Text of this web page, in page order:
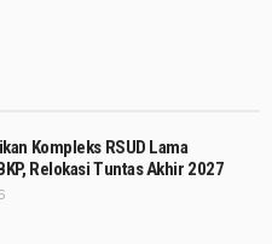
Kompleks RSUD Lama
Relokasi Tuntas Akhir 2027